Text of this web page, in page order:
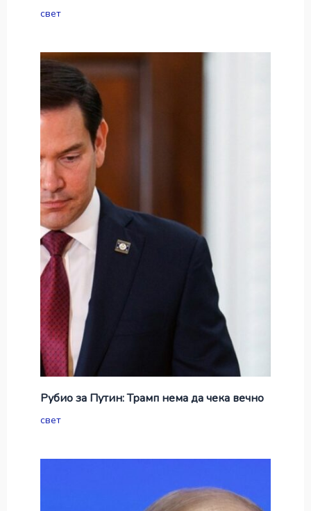
свет
Рубио за Путин: Трамп нема да чека вечно
свет